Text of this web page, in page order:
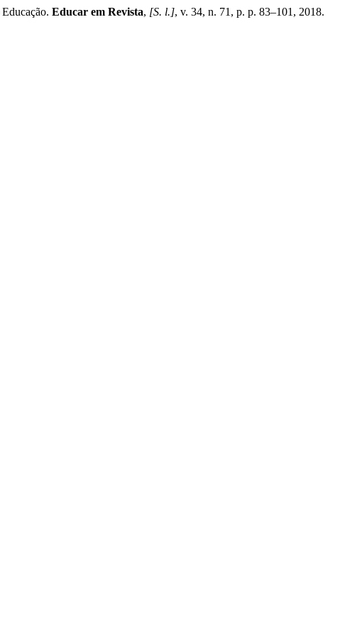
Educar em Revista, [S. l.], v. 34, n. 71, p. p. 83–101, 2018.